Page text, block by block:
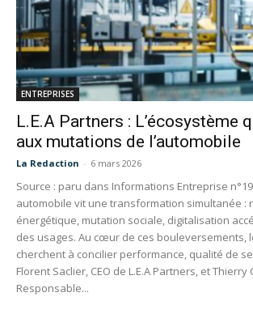
ENTREPRISES
L.E.A Partners : L’écosystème
aux mutations de l’automobile
La Redaction - 6 mars 2026
Source : paru dans Informations Entreprise
automobile vit une transformation simultanée :
énergétique, mutation sociale, digitalisation
des usages. Au cœur de ces bouleversements,
cherchent à concilier performance, qualité de
Florent Saclier, CEO de L.E.A Partners, et Thierry
Responsable...